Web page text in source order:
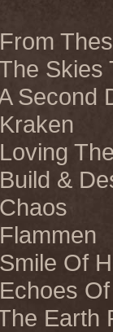
Skies
Second
&
Of
Earth